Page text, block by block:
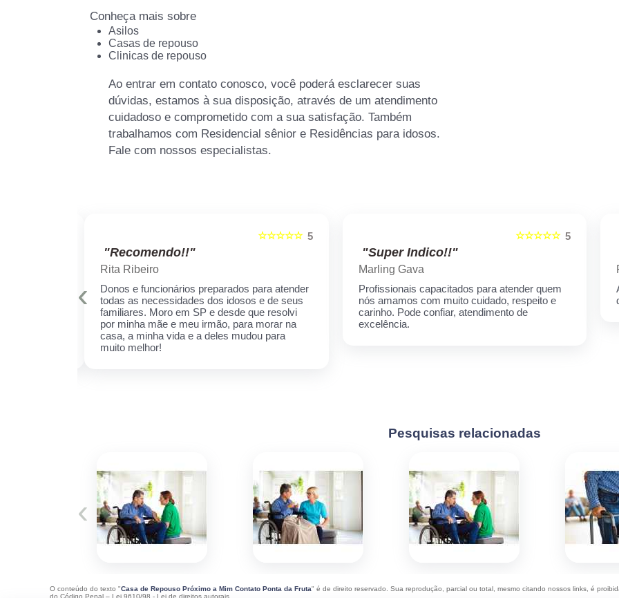
Conheça mais sobre
Asilos
Casas de repouso
Clinicas de repouso
Ao entrar em contato conosco, você poderá esclarecer suas
dúvidas, estamos à sua disposição, através de um atendimento
cuidadoso e comprometido com a sua satisfação. Também
trabalhamos com Residencial sênior e Residências para idosos.
Fale com nossos especialistas.
5
☆☆☆☆☆
"Recomendo!!"
Rita Ribeiro
Donos e funcionários preparados para atender
todas as necessidades dos idosos e de seus
familiares. Moro em SP e desde que resolvi
por minha mãe e meu irmão, para morar na
casa, a minha vida e a deles mudou para
muito melhor!
5
☆☆☆☆☆
"Super Indico!!"
Marling Gava
Profissionais capacitados para atender quem
nós amamos com muito cuidado, respeito e
carinho. Pode confiar, atendimento de
excelência.
‹
Pesquisas relacionadas
‹
O conteúdo do texto "Casa de Repouso Próximo a Mim Contato Ponta da Fruta" é de direito reservado. Sua reprodução, parcial ou total, mesmo citando nossos links, é
do Código Penal – Lei 9610/98 - Lei de direitos autorais